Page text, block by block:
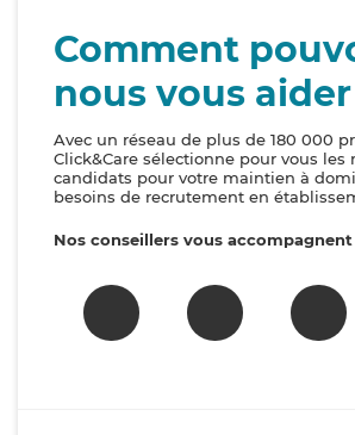
Comment
nous vous aider
Avec un réseau de plus de 180 000
Click&Care sélectionne pour vous les
candidats pour votre maintien à
besoins de recrutement en
Nos conseillers vous accompagnent